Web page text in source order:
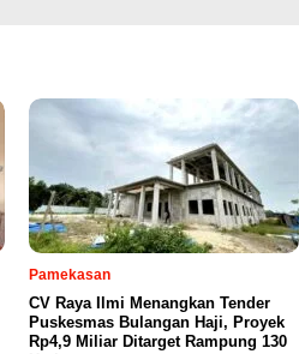
Pamekasan
CV Raya Ilmi Menangkan Tender
Puskesmas Bulangan Haji, Proyek
Rp4,9 Miliar Ditarget Rampung 130